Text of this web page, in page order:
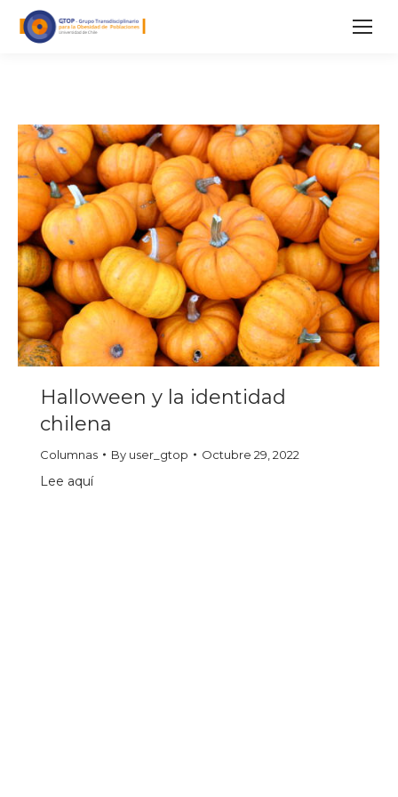
Halloween y la identidad
chilena
Columnas By user_gtop Octubre 29, 2022
Lee aquí